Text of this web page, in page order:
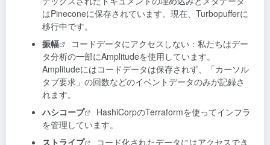
はPineconeに保存されています。現在、Turbopufferに
移行中です。
振幅
コードデータにアクセスしない：私たちはデー
タ分析の一部にAmplitudeを使用しています。
Amplitudeにはコードデータは保存されず、「カーソル
タブ要求」の回数などのイベントデータのみが記録さ
れます。
ハシコープ
HashiCorpのTerraformを使ってインフラ
を管理しています。
ストライプ
コード化されたデータにはアクセスでき